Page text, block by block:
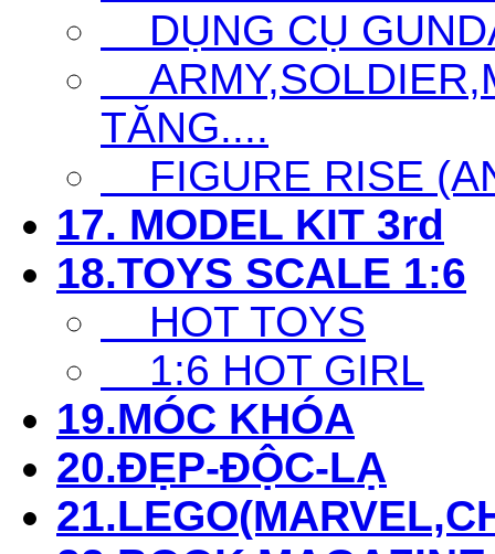
DỤNG CỤ
TĂNG....
FIGURE RISE
17. MODEL KIT 3rd
18.TOYS SCALE 1:6
HOT TOYS
1:6 HOT GIRL
19.MÓC KHÓA
20.ĐẸP-ĐỘC-LẠ